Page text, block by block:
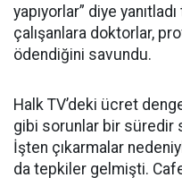
yapıyorlar” diye
çalışanlara doktorlar,
ödendiğini savundu.
Halk TV’deki ücret
gibi sorunlar bir süredir
İşten çıkarmalar
da tepkiler gelmişti.